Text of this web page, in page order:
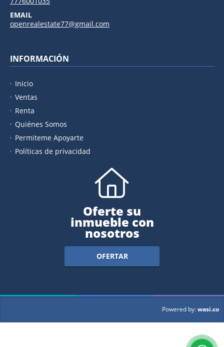
EMAIL
openrealestate77@gmail.com
INFORMACIÓN
Inicio
Ventas
Renta
Quiénes Somos
Permiteme Apoyarte
Políticas de privacidad
Oferte su
inmueble con
nosotros
OFERTAR
Powered by:wasi.co